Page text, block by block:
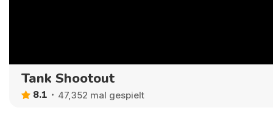
Tank Shootout
8.1 47,352 mal gespielt